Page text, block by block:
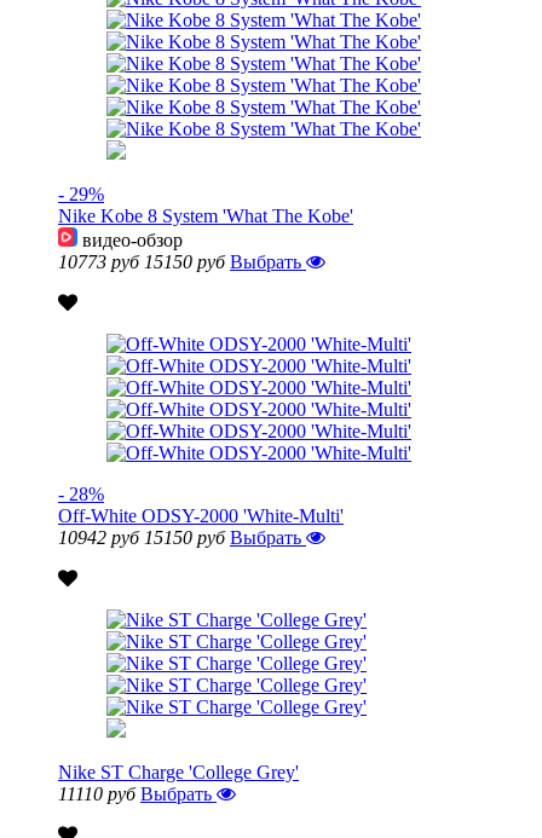
- 29%
Nike Kobe 8 System 'What The Kobe'
видео-обзор
10773 руб 15150 руб Выбрать
- 28%
Off-White ODSY-2000 'White-Multi'
10942 руб 15150 руб Выбрать
Nike ST Charge 'College Grey'
11110 руб Выбрать